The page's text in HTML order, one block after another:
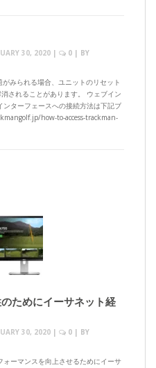
30, 2020 | 0 | BY
みられる場合、ユニットのリセット
されることがあります。 ウェブイン
ターフェースへの接続方法は下記ブ
how-to-access-trackman-
ためにイーサネット経
30, 2020 | 0 | BY
ーマンスを向上させるためにイーサ